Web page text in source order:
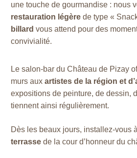
une touche de gourmandise : nous
restauration légère de type «
billard vous attend pour des
convivialité.
Le salon-bar du Château de Pizay
murs auxartistes de la région et
expositions de peinture, de dessin,
tiennent ainsi régulièrement.
Dès les beaux jours, installez-vous
terrassede la cour d’honneur du